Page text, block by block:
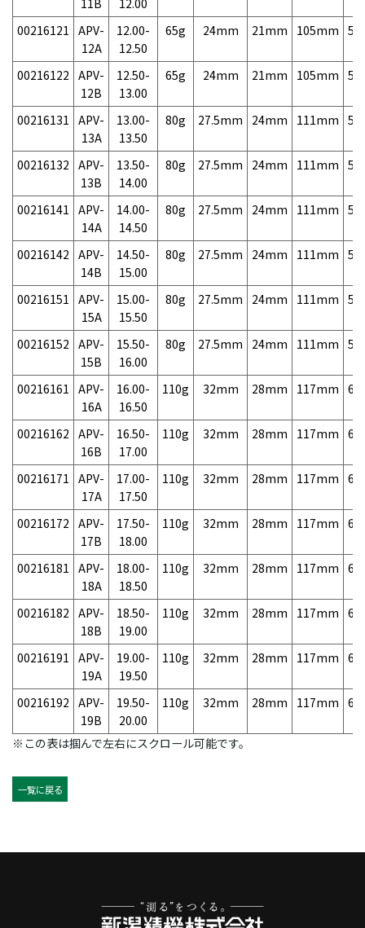
00216121 APV-
12A
12.00-
12.50
65g 24mm 21mm 105mm
00216122 APV-
12B
12.50-
13.00
65g 24mm 21mm 105mm
00216131 APV-
13A
13.00-
13.50
80g 27.5mm 24mm 111mm
00216132 APV-
13B
13.50-
14.00
80g 27.5mm 24mm 111mm
00216141 APV-
14A
14.00-
14.50
80g 27.5mm 24mm 111mm
00216142 APV-
14B
14.50-
15.00
80g 27.5mm 24mm 111mm
00216151 APV-
15A
15.00-
15.50
80g 27.5mm 24mm 111mm
00216152 APV-
15B
15.50-
16.00
80g 27.5mm 24mm 111mm
00216161 APV-
16A
16.00-
16.50
110g 32mm 28mm 117mm
00216162 APV-
16B
16.50-
17.00
110g 32mm 28mm 117mm
00216171 APV-
17A
17.00-
17.50
110g 32mm 28mm 117mm
00216172 APV-
17B
17.50-
18.00
110g 32mm 28mm 117mm
00216181 APV-
18A
18.00-
18.50
110g 32mm 28mm 117mm
00216182 APV-
18B
18.50-
19.00
110g 32mm 28mm 117mm
00216191 APV-
19A
19.00-
19.50
110g 32mm 28mm 117mm
00216192 APV-
19B
19.50-
20.00
110g 32mm 28mm 117mm
※この表は掴んで左右にスクロール可能です。
一覧に戻る